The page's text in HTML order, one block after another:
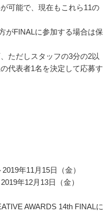
可能で、現在もこれら11の
がFINALに参加する場合は保
ただしスタッフの3分の2以
代表者1名を決定して応募す
年11月15日（金）
年12月13日（金）
AWARDS 14th FINALに